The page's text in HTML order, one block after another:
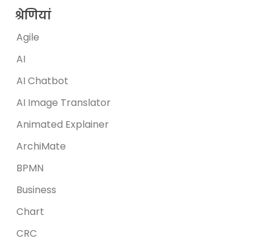
श्रेणियां
Agile
AI
AI Chatbot
AI Image Translator
Animated Explainer
ArchiMate
BPMN
Business
Chart
CRC